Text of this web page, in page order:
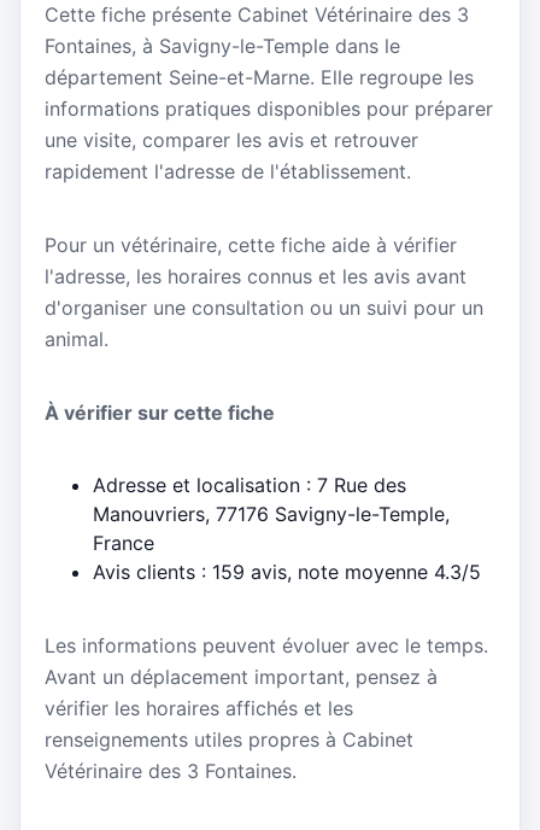
Cette fiche présente Cabinet Vétérinaire des 3
Fontaines, à Savigny-le-Temple dans le
département Seine-et-Marne. Elle regroupe les
informations pratiques disponibles pour préparer
une visite, comparer les avis et retrouver
rapidement l'adresse de l'établissement.
Pour un vétérinaire, cette fiche aide à vérifier
l'adresse, les horaires connus et les avis avant
d'organiser une consultation ou un suivi pour un
animal.
À vérifier sur cette fiche
Adresse et localisation : 7 Rue des
Manouvriers, 77176 Savigny-le-Temple,
France
Avis clients : 159 avis, note moyenne 4.3/5
Les informations peuvent évoluer avec le temps.
Avant un déplacement important, pensez à
vérifier les horaires affichés et les
renseignements utiles propres à Cabinet
Vétérinaire des 3 Fontaines.